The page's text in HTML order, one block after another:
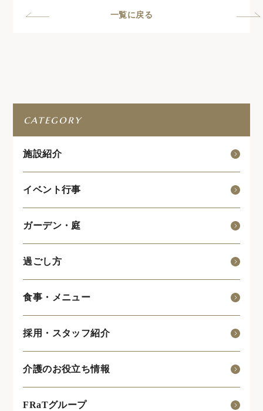
一覧に戻る
category
施設紹介
イベント行事
ガーデン・庭
過ごし方
食事・メニュー
採用・スタッフ紹介
介護のお役立ち情報
FRaTグループ